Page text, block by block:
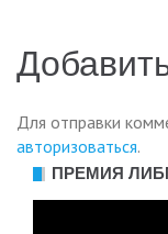
Для отправки
авторизоваться.
ПРЕМИЯ